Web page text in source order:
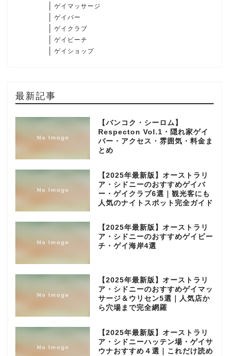
ゲイマッサージ
ゲイバー
ゲイクラブ
ゲイビーチ
ゲイショップ
最新記事
【バンコク・シーロム】
Respecton Vol.1・隠れ家ゲイ
バー・アクセス・雰囲気・料金ま
とめ
【2025年最新版】オーストラリ
ア・シドニーのおすすめゲイバ
ー・ゲイクラブ6選｜観光客にも
人気のナイトスポット完全ガイド
【2025年最新版】オーストラリ
ア・シドニーのおすすめゲイビー
チ・ゲイ海岸4選
【2025年最新版】オーストラリ
ア・シドニーのおすすめゲイマッ
サージ＆ウリセン5選｜人気店か
ら穴場まで完全網羅
【2025年最新版】オーストラリ
ア・シドニーハッテン場・ゲイサ
ウナおすすめ４選｜これだけ読め